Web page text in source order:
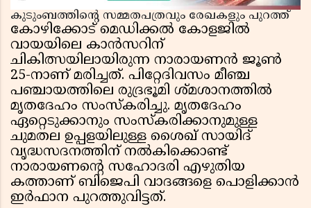
കുടുംബത്തിൻ്റെ സമ്മതപത്രവും രേഖകളും പുറത്ത്
കോഴിക്കോട് മെഡിക്കൽ കോളജിൽ
വായയിലെ കാൻസറിന്
ചികിത്സയിലായിരുന്ന നാരായണൻ ജൂൺ
25-നാണ് മരിച്ചത്. പിറ്റേദിവസം മീഞ്ച
പഞ്ചായത്തിലെ രുദ്രഭൂമി ശ്മശാനത്തിൽ
മൃതദേഹം സംസ്കരിച്ചു. മൃതദേഹം
ഏറ്റെടുക്കാനും സംസ്കരിക്കാനുമുള്ള
ചുമതല ഉപ്പളയിലുള്ള ശൈഖ് സായിദ്
വൃദ്ധസദനത്തിന് നൽകിക്കൊണ്ട്
നാരായണൻ്റെ സഹോദരി എഴുതിയ
കത്താണ് ബിജെപി വാദങ്ങളെ പൊളിക്കാൻ
ഇർഫാന പുറത്തുവിട്ടത്.